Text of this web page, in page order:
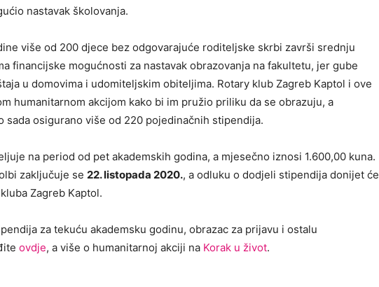
nastavak školovanja.
više od 200 djece bez odgovarajuće roditeljske skrbi završi srednju
financijske mogućnosti za nastavak obrazovanja na fakultetu, jer gube
u domovima i udomiteljskim obiteljima. Rotary klub Zagreb Kaptol i ove
humanitarnom akcijom kako bi im pružio priliku da se obrazuju, a
sada osigurano više od 220 pojedinačnih stipendija.
na period od pet akademskih godina, a mjesečno iznosi 1.600,00 kuna.
zaključuje se 22. listopada 2020., a odluku o dodjeli stipendija donijet će
Zagreb Kaptol.
za tekuću akademsku godinu, obrazac za prijavu i ostalu
ovdje, a više o humanitarnoj akciji na Korak u život.